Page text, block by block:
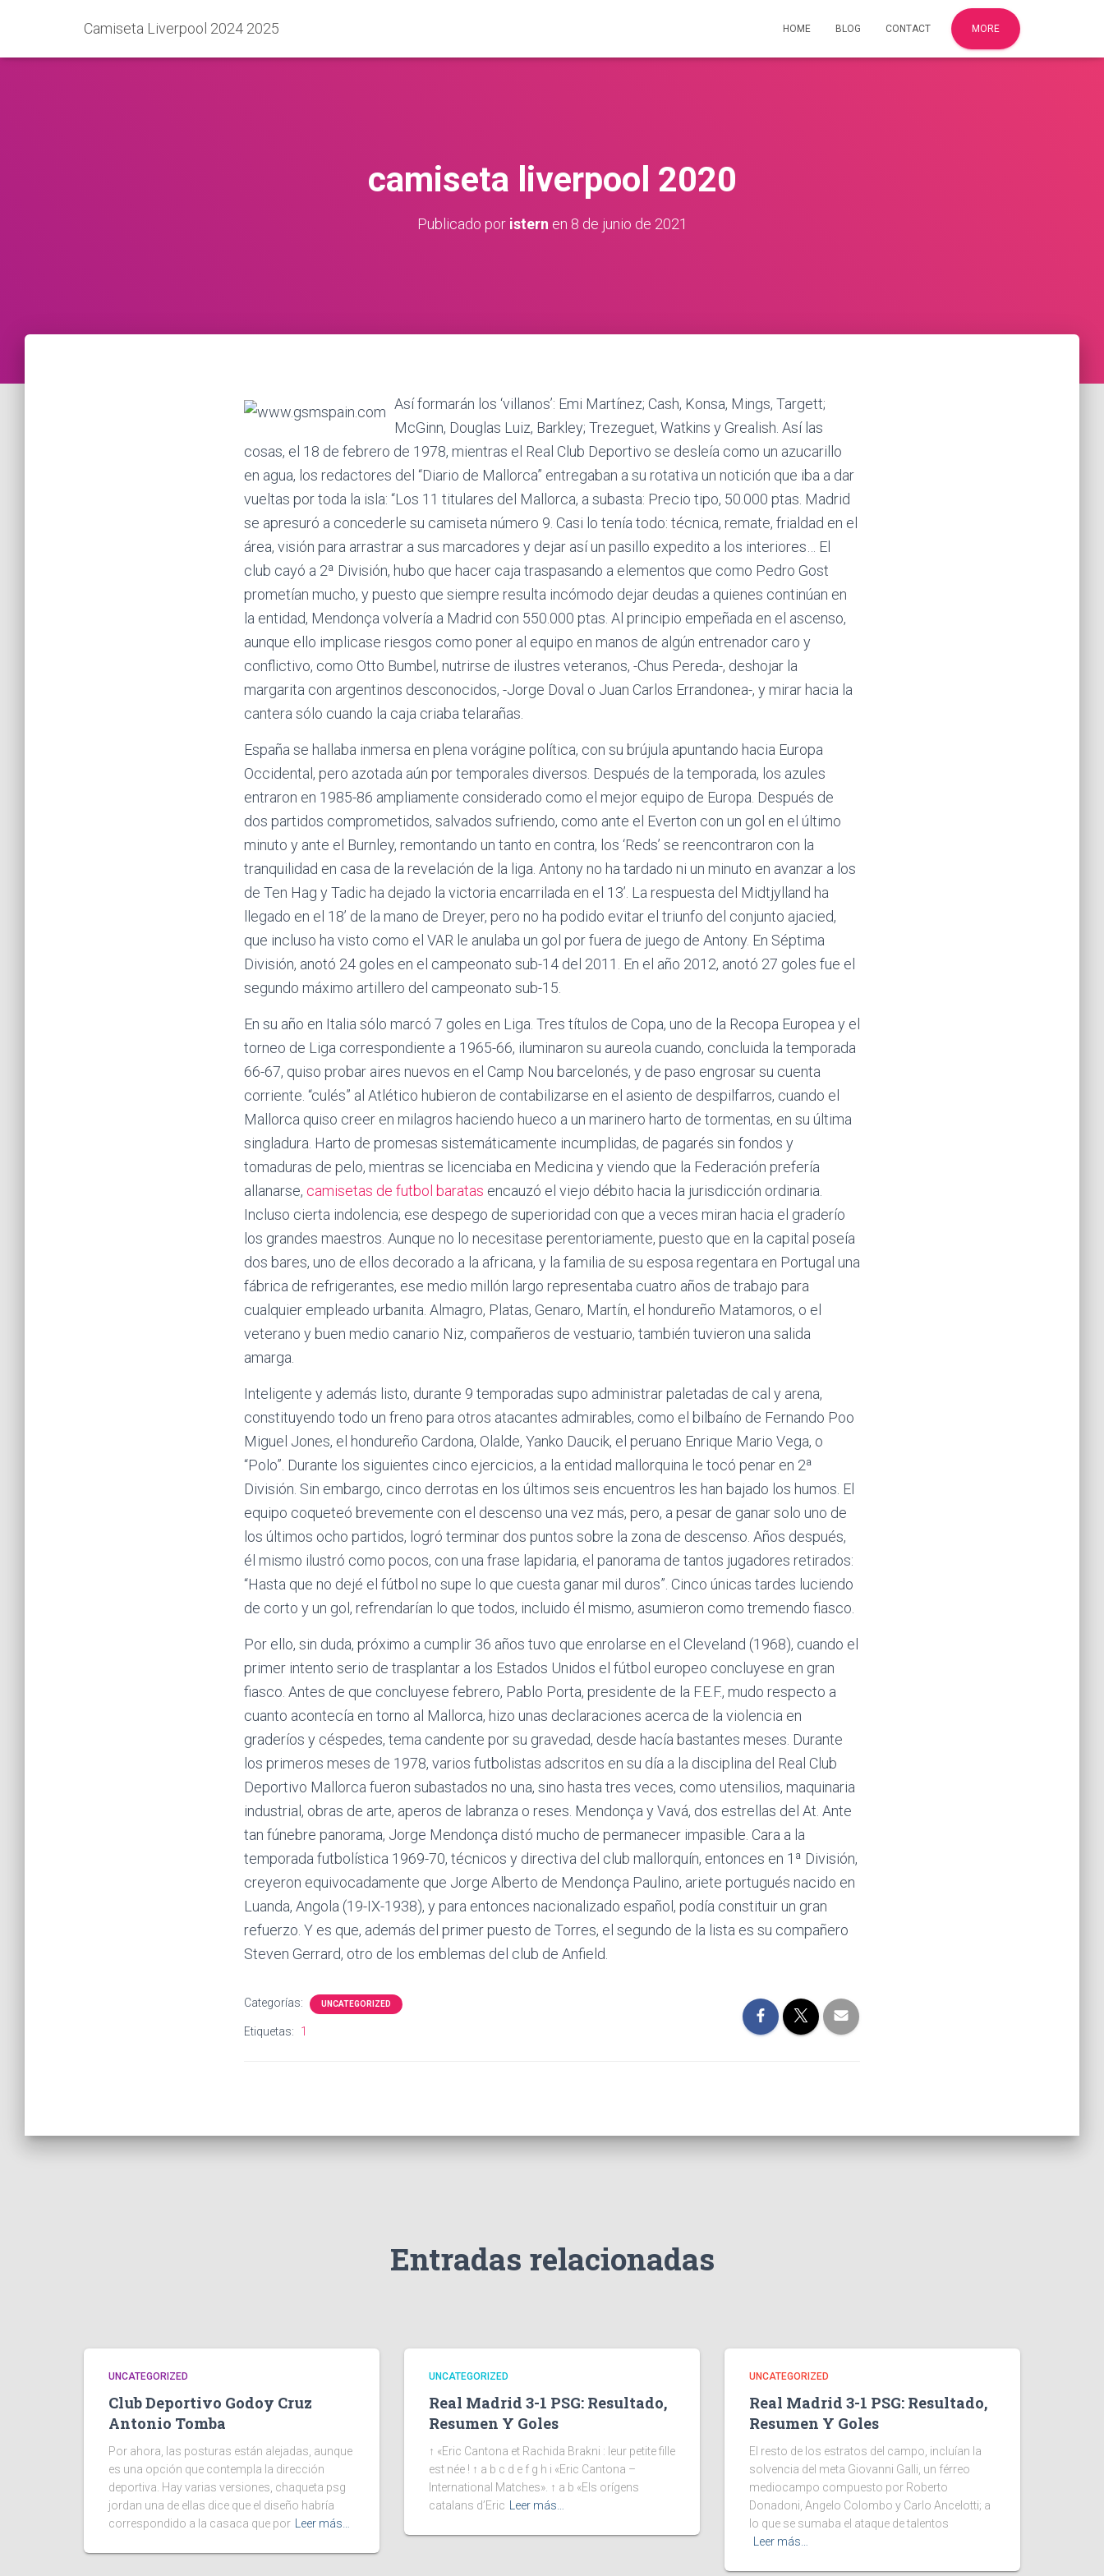
Camiseta Liverpool 2024 2025 HOME BLOG CONTACT MORE
camiseta liverpool 2020
Publicado por istern en 8 de junio de 2021
Así formarán los ‘villanos’: Emi Martínez; Cash, Konsa, Mings, Targett;
McGinn, Douglas Luiz, Barkley; Trezeguet, Watkins y Grealish. Así las
cosas, el 18 de febrero de 1978, mientras el Real Club Deportivo se desleía como un azucarillo
en agua, los redactores del “Diario de Mallorca” entregaban a su rotativa un notición que iba a dar
vueltas por toda la isla: “Los 11 titulares del Mallorca, a subasta: Precio tipo, 50.000 ptas. Madrid
se apresuró a concederle su camiseta número 9. Casi lo tenía todo: técnica, remate, frialdad en el
área, visión para arrastrar a sus marcadores y dejar así un pasillo expedito a los interiores… El
club cayó a 2ª División, hubo que hacer caja traspasando a elementos que como Pedro Gost
prometían mucho, y puesto que siempre resulta incómodo dejar deudas a quienes continúan en
la entidad, Mendonça volvería a Madrid con 550.000 ptas. Al principio empeñada en el ascenso,
aunque ello implicase riesgos como poner al equipo en manos de algún entrenador caro y
conflictivo, como Otto Bumbel, nutrirse de ilustres veteranos, -Chus Pereda-, deshojar la
margarita con argentinos desconocidos, -Jorge Doval o Juan Carlos Errandonea-, y mirar hacia la
cantera sólo cuando la caja criaba telarañas.
España se hallaba inmersa en plena vorágine política, con su brújula apuntando hacia Europa
Occidental, pero azotada aún por temporales diversos. Después de la temporada, los azules
entraron en 1985-86 ampliamente considerado como el mejor equipo de Europa. Después de
dos partidos comprometidos, salvados sufriendo, como ante el Everton con un gol en el último
minuto y ante el Burnley, remontando un tanto en contra, los ‘Reds’ se reencontraron con la
tranquilidad en casa de la revelación de la liga. Antony no ha tardado ni un minuto en avanzar a los
de Ten Hag y Tadic ha dejado la victoria encarrilada en el 13’. La respuesta del Midtjylland ha
llegado en el 18’ de la mano de Dreyer, pero no ha podido evitar el triunfo del conjunto ajacied,
que incluso ha visto como el VAR le anulaba un gol por fuera de juego de Antony. En Séptima
División, anotó 24 goles en el campeonato sub-14 del 2011. En el año 2012, anotó 27 goles fue el
segundo máximo artillero del campeonato sub-15.
En su año en Italia sólo marcó 7 goles en Liga. Tres títulos de Copa, uno de la Recopa Europea y el
torneo de Liga correspondiente a 1965-66, iluminaron su aureola cuando, concluida la temporada
66-67, quiso probar aires nuevos en el Camp Nou barcelonés, y de paso engrosar su cuenta
corriente. “culés” al Atlético hubieron de contabilizarse en el asiento de despilfarros, cuando el
Mallorca quiso creer en milagros haciendo hueco a un marinero harto de tormentas, en su última
singladura. Harto de promesas sistemáticamente incumplidas, de pagarés sin fondos y
tomaduras de pelo, mientras se licenciaba en Medicina y viendo que la Federación prefería
allanarse, camisetas de futbol baratas encauzó el viejo débito hacia la jurisdicción ordinaria.
Incluso cierta indolencia; ese despego de superioridad con que a veces miran hacia el graderío
los grandes maestros. Aunque no lo necesitase perentoriamente, puesto que en la capital poseía
dos bares, uno de ellos decorado a la africana, y la familia de su esposa regentara en Portugal una
fábrica de refrigerantes, ese medio millón largo representaba cuatro años de trabajo para
cualquier empleado urbanita. Almagro, Platas, Genaro, Martín, el hondureño Matamoros, o el
veterano y buen medio canario Niz, compañeros de vestuario, también tuvieron una salida
amarga.
Inteligente y además listo, durante 9 temporadas supo administrar paletadas de cal y arena,
constituyendo todo un freno para otros atacantes admirables, como el bilbaíno de Fernando Poo
Miguel Jones, el hondureño Cardona, Olalde, Yanko Daucik, el peruano Enrique Mario Vega, o
“Polo”. Durante los siguientes cinco ejercicios, a la entidad mallorquina le tocó penar en 2ª
División. Sin embargo, cinco derrotas en los últimos seis encuentros les han bajado los humos. El
equipo coqueteó brevemente con el descenso una vez más, pero, a pesar de ganar solo uno de
los últimos ocho partidos, logró terminar dos puntos sobre la zona de descenso. Años después,
él mismo ilustró como pocos, con una frase lapidaria, el panorama de tantos jugadores retirados:
“Hasta que no dejé el fútbol no supe lo que cuesta ganar mil duros”. Cinco únicas tardes luciendo
de corto y un gol, refrendarían lo que todos, incluido él mismo, asumieron como tremendo fiasco.
Por ello, sin duda, próximo a cumplir 36 años tuvo que enrolarse en el Cleveland (1968), cuando el
primer intento serio de trasplantar a los Estados Unidos el fútbol europeo concluyese en gran
fiasco. Antes de que concluyese febrero, Pablo Porta, presidente de la F.E.F., mudo respecto a
cuanto acontecía en torno al Mallorca, hizo unas declaraciones acerca de la violencia en
graderíos y céspedes, tema candente por su gravedad, desde hacía bastantes meses. Durante
los primeros meses de 1978, varios futbolistas adscritos en su día a la disciplina del Real Club
Deportivo Mallorca fueron subastados no una, sino hasta tres veces, como utensilios, maquinaria
industrial, obras de arte, aperos de labranza o reses. Mendonça y Vavá, dos estrellas del At. Ante
tan fúnebre panorama, Jorge Mendonça distó mucho de permanecer impasible. Cara a la
temporada futbolística 1969-70, técnicos y directiva del club mallorquín, entonces en 1ª División,
creyeron equivocadamente que Jorge Alberto de Mendonça Paulino, ariete portugués nacido en
Luanda, Angola (19-IX-1938), y para entonces nacionalizado español, podía constituir un gran
refuerzo. Y es que, además del primer puesto de Torres, el segundo de la lista es su compañero
Steven Gerrard, otro de los emblemas del club de Anfield.
Categorías: UNCATEGORIZED
Etiquetas: 1
Entradas relacionadas
UNCATEGORIZED
Club Deportivo Godoy Cruz
Antonio Tomba
Por ahora, las posturas están alejadas, aunque
es una opción que contempla la dirección
deportiva. Hay varias versiones, chaqueta psg
jordan una de ellas dice que el diseño habría
correspondido a la casaca que por
Leer más…
UNCATEGORIZED
Real Madrid 3-1 PSG: Resultado,
Resumen Y Goles
↑ «Eric Cantona et Rachida Brakni : leur petite fille
est née ! ↑ a b c d e f g h i «Eric Cantona –
International Matches». ↑ a b «Els orígens
catalans d’Eric
Leer más…
UNCATEGORIZED
Real Madrid 3-1 PSG: Resultado,
Resumen Y Goles
El resto de los estratos del campo, incluían la
solvencia del meta Giovanni Galli, un férreo
mediocampo compuesto por Roberto
Donadoni, Angelo Colombo y Carlo Ancelotti; a
lo que se sumaba el ataque de talentos
Leer más…